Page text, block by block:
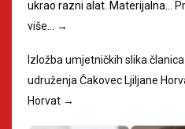
ukrao razni alat. Materijalna…
više…
→
Izložba umjetničkih slika
udruženja Čakovec Ljiljane
Horvat →